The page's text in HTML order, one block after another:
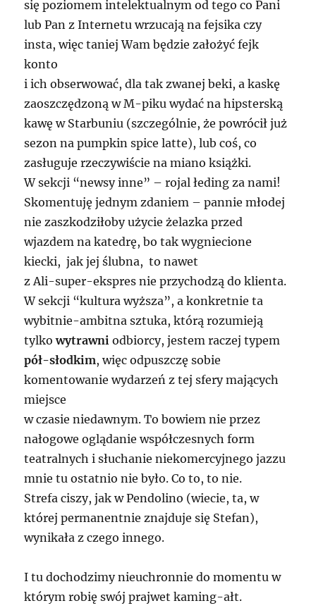
się poziomem intelektualnym od tego co Pani
lub Pan z Internetu wrzucają na fejsika czy
insta, więc taniej Wam będzie założyć fejk
konto
i ich obserwować, dla tak zwanej beki, a kaskę
zaoszczędzoną w M-piku wydać na hipsterską
kawę w Starbuniu (szczególnie, że powrócił już
sezon na pumpkin spice latte), lub coś, co
zasługuje rzeczywiście na miano książki.
W sekcji “newsy inne” – rojal łeding za nami!
Skomentuję jednym zdaniem – pannie młodej
nie zaszkodziłoby użycie żelazka przed
wjazdem na katedrę, bo tak wygniecione
kiecki, jak jej ślubna, to nawet
z Ali-super-ekspres nie przychodzą do klienta.
W sekcji “kultura wyższa”, a konkretnie ta
wybitnie-ambitna sztuka, którą rozumieją
tylkowytrawni odbiorcy, jestem raczej typem
pół-słodkim, więc odpuszczę sobie
komentowanie wydarzeń z tej sfery mających
miejsce
w czasie niedawnym. To bowiem nie przez
nałogowe oglądanie współczesnych form
teatralnych i słuchanie niekomercyjnego jazzu
mnie tu ostatnio nie było. Co to, to nie.
Strefa ciszy, jak w Pendolino (wiecie, ta, w
której permanentnie znajduje się Stefan),
wynikała z czego innego.
I tu dochodzimy nieuchronnie do momentu w
którym robię swój prajwet kaming-ałt.